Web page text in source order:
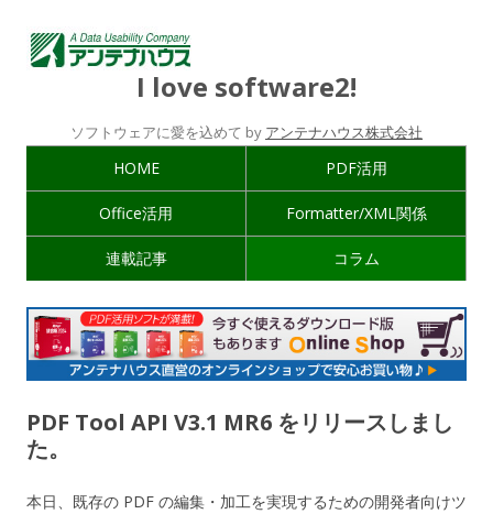
I love software2!
ソフトウェアに愛を込めて by アンテナハウス株式会社
HOME PDF活用
Office活用 Formatter/XML関係
連載記事 コラム
PDF Tool API V3.1 MR6 をリリースしまし
た。
本日、既存の PDF の編集・加工を実現するための開発者向けツ